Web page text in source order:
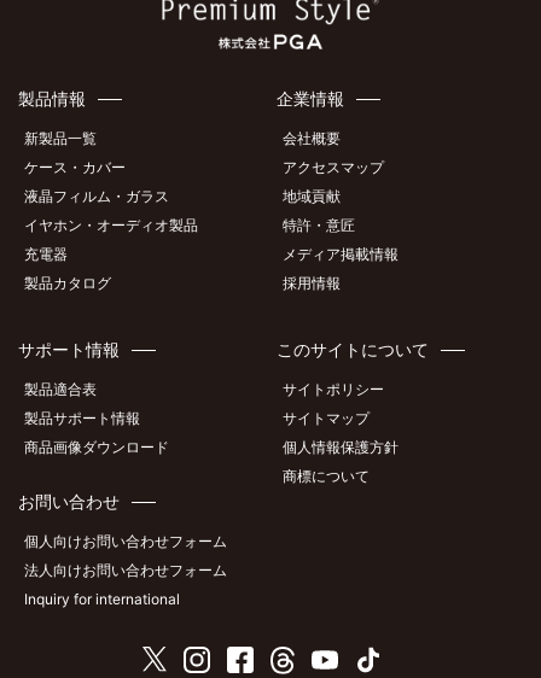
製品情報
新製品一覧
ケース・カバー
液晶フィルム・ガラス
イヤホン・オーディオ製品
充電器
製品カタログ
企業情報
会社概要
アクセスマップ
地域貢献
特許・意匠
メディア掲載情報
採用情報
サポート情報
製品適合表
製品サポート情報
商品画像ダウンロード
お問い合わせ
個人向けお問い合わせフォーム
法人向けお問い合わせフォーム
Inquiry for international
このサイトについて
サイトポリシー
サイトマップ
個人情報保護方針
商標について